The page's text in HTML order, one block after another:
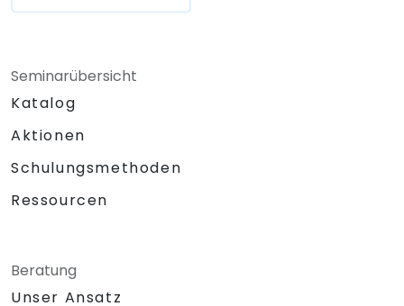
Seminarübersicht
Katalog
Aktionen
Schulungsmethoden
Ressourcen
Beratung
Unser Ansatz